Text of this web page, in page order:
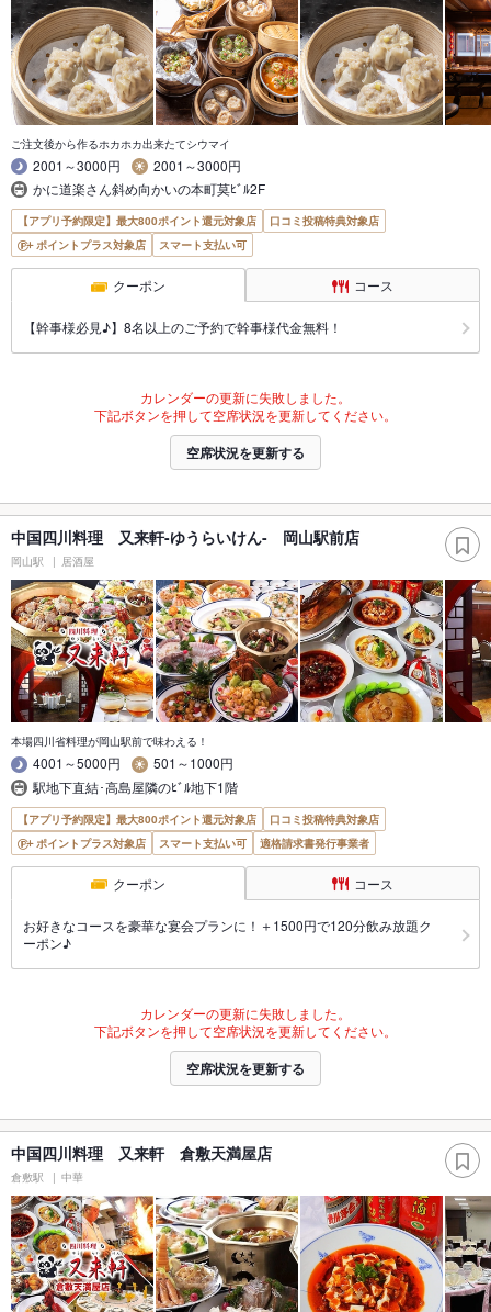
ご注文後から作るホカホカ出来たてシウマイ
2001～3000円
2001～3000円
かに道楽さん斜め向かいの本町莫ﾋﾞﾙ2F
【アプリ予約限定】最大800ポイント還元対象店
口コミ投稿特典対象店
ポイントプラス対象店
スマート支払い可
クーポン コース
【幹事様必見♪】8名以上のご予約で幹事様代金無料！
カレンダーの更新に失敗しました。
下記ボタンを押して空席状況を更新してください。
空席状況を更新する
中国四川料理 又来軒-ゆうらいけん- 岡山駅前店
岡山駅 居酒屋
本場四川省料理が岡山駅前で味わえる！
4001～5000円
501～1000円
駅地下直結･高島屋隣のﾋﾞﾙ地下1階
【アプリ予約限定】最大800ポイント還元対象店
口コミ投稿特典対象店
ポイントプラス対象店
スマート支払い可 適格請求書発行事業者
クーポン コース
お好きなコースを豪華な宴会プランに！＋1500円で120分飲み放題ク
ーポン♪
カレンダーの更新に失敗しました。
下記ボタンを押して空席状況を更新してください。
空席状況を更新する
中国四川料理 又来軒 倉敷天満屋店
倉敷駅 中華